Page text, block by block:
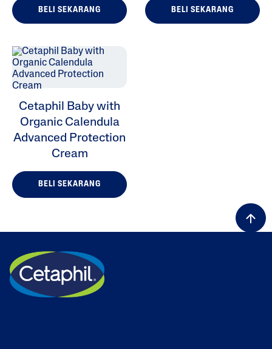
BELI SEKARANG BELI SEKARANG
Cetaphil Baby with
Organic Calendula
Advanced Protection
Cream
BELI SEKARANG